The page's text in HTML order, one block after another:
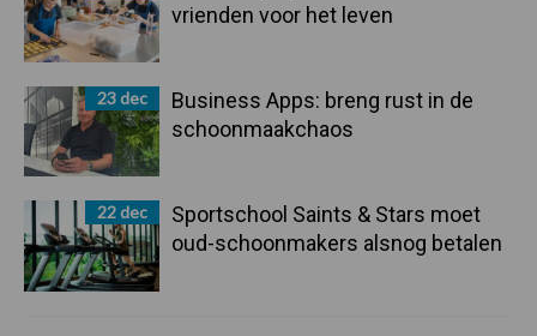
vrienden voor het leven
23 dec
Business Apps: breng rust in de
schoonmaakchaos
22 dec
Sportschool Saints & Stars moet
oud-schoonmakers alsnog betalen